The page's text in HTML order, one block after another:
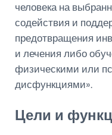
человека на
содействия и
предотвращения
и лечения либо
физическими или
дисфункциями».
Цели и